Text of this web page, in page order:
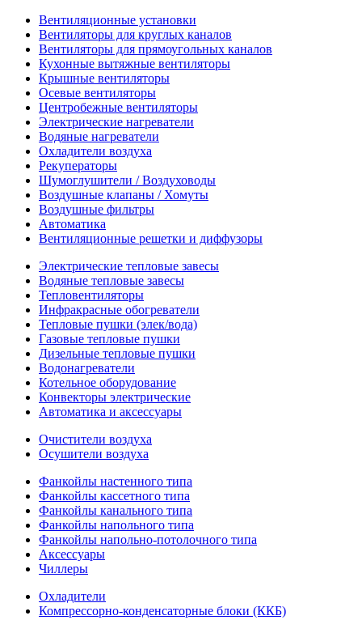
Вентиляционные установки
Вентиляторы для круглых каналов
Вентиляторы для прямоугольных каналов
Кухонные вытяжные вентиляторы
Крышные вентиляторы
Осевые вентиляторы
Центробежные вентиляторы
Электрические нагреватели
Водяные нагреватели
Охладители воздуха
Рекуператоры
Шумоглушители / Воздуховоды
Воздушные клапаны / Хомуты
Воздушные фильтры
Автоматика
Вентиляционные решетки и диффузоры
Электрические тепловые завесы
Водяные тепловые завесы
Тепловентиляторы
Инфракрасные обогреватели
Тепловые пушки (элек/вода)
Газовые тепловые пушки
Дизельные тепловые пушки
Водонагреватели
Котельное оборудование
Конвекторы электрические
Автоматика и аксессуары
Очистители воздуха
Осушители воздуха
Фанкойлы настенного типа
Фанкойлы кассетного типа
Фанкойлы канального типа
Фанкойлы напольного типа
Фанкойлы напольно-потолочного типа
Аксессуары
Чиллеры
Охладители
Компрессорно-конденсаторные блоки (ККБ)